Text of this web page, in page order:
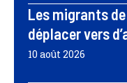
Les migrants
déplacer vers
10 août 2026